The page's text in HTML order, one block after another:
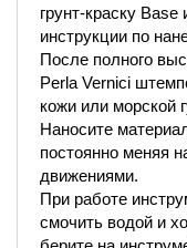
грунт-краску
инструкции по
После полного
Perla Vernici
кожи или морской
Наносите
постоянно меняя
движениями.
При работе
смочить водой и